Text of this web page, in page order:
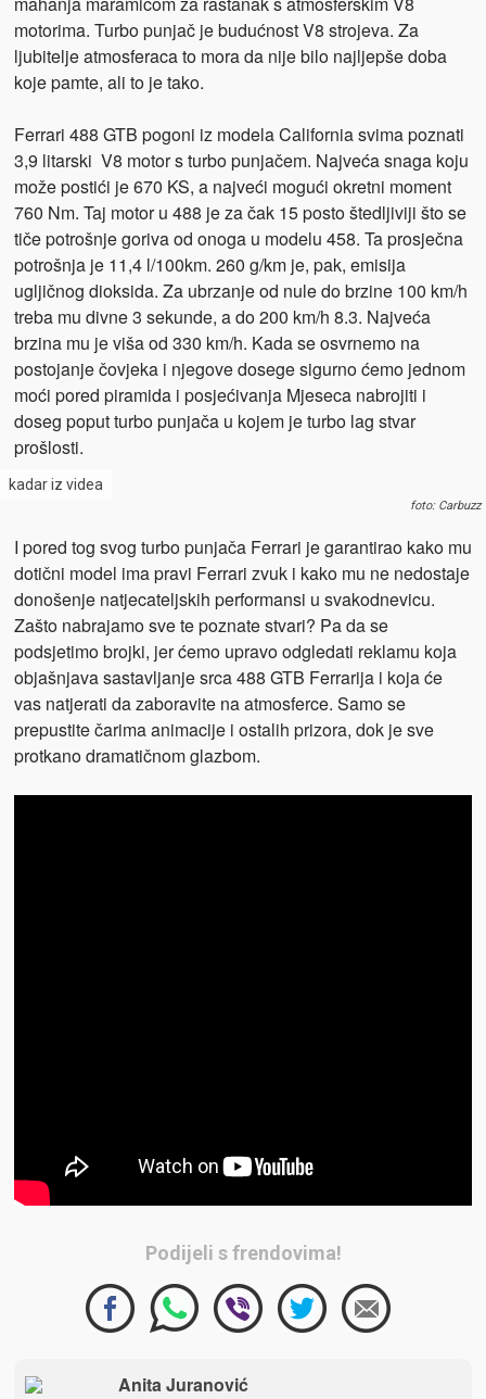
motorima. Turbo punjač je budućnost V8 strojeva. Za
ljubitelje atmosferaca to mora da nije bilo najljepše doba
koje pamte, ali to je tako.
Ferrari 488 GTB pogoni iz modela California svima poznati
3,9 litarski V8 motor s turbo punjačem. Najveća snaga koju
može postići je 670 KS, a najveći mogući okretni moment
760 Nm. Taj motor u 488 je za čak 15 posto štedljiviji što se
tiče potrošnje goriva od onoga u modelu 458. Ta prosječna
potrošnja je 11,4 l/100km. 260 g/km je, pak, emisija
ugljičnog dioksida. Za ubrzanje od nule do brzine 100 km/h
treba mu divne 3 sekunde, a do 200 km/h 8.3. Najveća
brzina mu je viša od 330 km/h. Kada se osvrnemo na
postojanje čovjeka i njegove dosege sigurno ćemo jednom
moći pored piramida i posjećivanja Mjeseca nabrojiti i
doseg poput turbo punjača u kojem je turbo lag stvar
prošlosti.
kadar iz videa
foto: Carbuzz
I pored tog svog turbo punjača Ferrari je garantirao kako mu
dotični model ima pravi Ferrari zvuk i kako mu ne nedostaje
donošenje natjecateljskih performansi u svakodnevicu.
Zašto nabrajamo sve te poznate stvari? Pa da se
podsjetimo brojki, jer ćemo upravo odgledati reklamu koja
objašnjava sastavljanje srca 488 GTB Ferrarija i koja će
vas natjerati da zaboravite na atmosferce. Samo se
prepustite čarima animacije i ostalih prizora, dok je sve
protkano dramatičnom glazbom.
Podijeli s frendovima!
Anita Juranović